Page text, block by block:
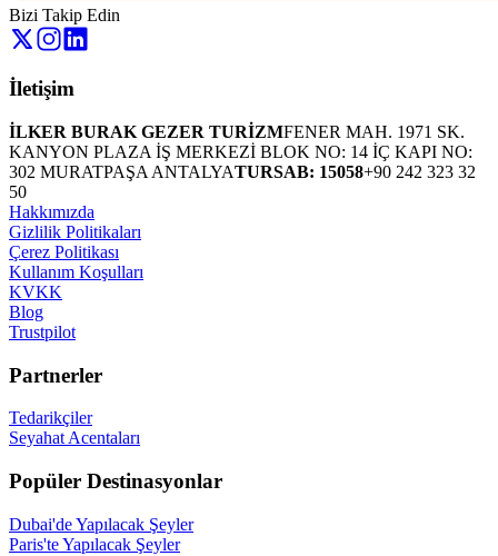
Bizi Takip Edin
İletişim
İLKER BURAK GEZER TURİZMFENER MAH. 1971 SK.
KANYON PLAZA İŞ MERKEZİ BLOK NO: 14 İÇ KAPI NO:
302 MURATPAŞA ANTALYATURSAB: 15058+90 242 323 32
50
Hakkımızda
Gizlilik Politikaları
Çerez Politikası
Kullanım Koşulları
KVKK
Blog
Trustpilot
Partnerler
Tedarikçiler
Seyahat Acentaları
Popüler Destinasyonlar
Dubai'de Yapılacak Şeyler
Paris'te Yapılacak Şeyler